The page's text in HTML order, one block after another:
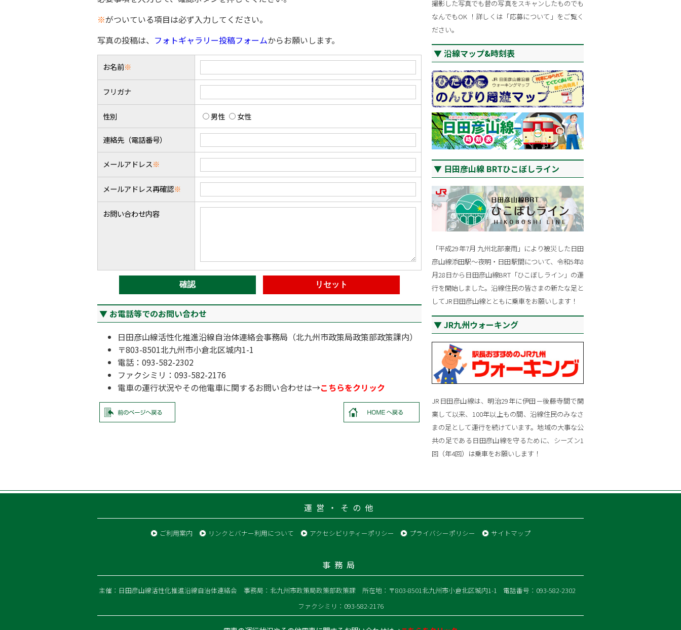
※がついている項目は必ず入力してください。
写真の投稿は、 フォトギャラリー投稿フォームからお願いします。
お名前※
フリガナ
性別 男性 女性
連絡先（電話番号）
メールアドレス※
メールアドレス再確認※
お問い合わせ内容
お電話等でのお問い合わせ
日田彦山線活性化推進沿線自治体連絡会事務局（北九州市政策局政策部政策課内）
〒803-8501北九州市小倉北区城内1-1
電話：093-582-2302
ファクシミリ：093-582-2176
電車の運行状況やその他電車に関するお問い合わせは→こちらをクリック
撮影した写真でも昔の写真をスキャンしたものでも
なんでもOK ！詳しくは「応募について」をご覧く
ださい。
沿線マップ&時刻表
日田彦山線 BRTひこぼしライン
「平成29年7月 九州北部豪雨」により被災した日田
彦山線添田駅～夜明・日田駅間について、令和5年8
月28日から日田彦山線BRT「ひこぼしライン」の運
行を開始しました。沿線住民の皆さまの新たな足と
してJR日田彦山線とともに乗車をお願いします！
JR九州ウォーキング
JR日田彦山線は、明治29年に伊田－後藤寺間で開
業して以来、100年以上もの間、沿線住民のみなさ
まの足として運行を続けています。地域の大事な公
共の足である日田彦山線を守るために、シーズン1
回（年4回）は乗車をお願いします！
運営・その他
ご利用案内 リンクとバナー利用について アクセシビリティーポリシー プライバシーポリシー サイトマップ
事務局
主催：日田彦山線活性化推進沿線自治体連絡会 事務局：北九州市政策局政策部政策課 所在地：〒803-8501北九州市小倉北区城内1-1
電話番号：093-582-2302
ファクシミリ：093-582-2176